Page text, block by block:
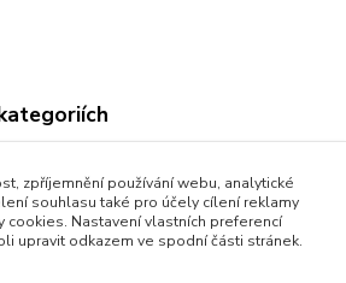
zpříjemnění používání webu, analytické
souhlasu také pro účely cílení reklamy
cookies. Nastavení vlastních preferencí
upravit odkazem ve spodní části stránek.